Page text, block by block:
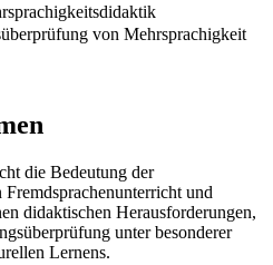
von Mehrsprachigkeit
die Bedeutung der
und
didaktischen Herausforderungen,
unter besonderer
Lernens.